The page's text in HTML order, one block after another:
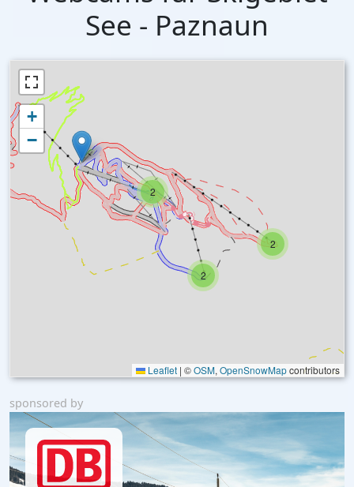
See - Paznaun
2
2
2
+
−
Leaflet | ©OSM, OpenSnowMapcontributors
sponsored by